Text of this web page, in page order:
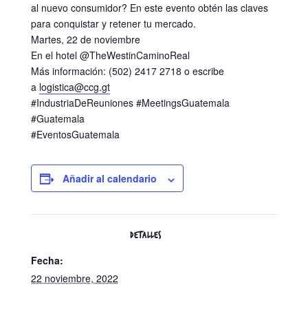
al nuevo consumidor? En este evento obtén las claves
para conquistar y retener tu mercado.
Martes, 22 de noviembre
En el hotel @TheWestinCaminoReal
Más información: (502) 2417 2718 o escribe
a logistica@ccg.gt
#IndustriaDeReuniones #MeetingsGuatemala
#Guatemala
#EventosGuatemala
Añadir al calendario
DETALLES
Fecha:
22 noviembre, 2022